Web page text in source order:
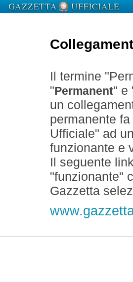
Il termine
" Permanent" e
un
permanente
Ufficiale" ad
funzionante e
Il seguente
"funzionante"
Gazzetta